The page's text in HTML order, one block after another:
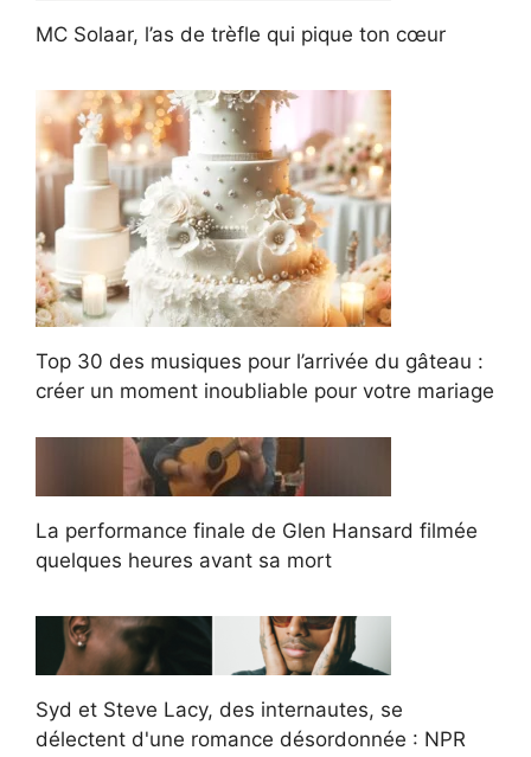
MC Solaar, l’as de trèfle qui pique ton cœur
Top 30 des musiques pour l’arrivée du gâteau :
créer un moment inoubliable pour votre mariage
La performance finale de Glen Hansard filmée
quelques heures avant sa mort
Syd et Steve Lacy, des internautes, se
délectent d'une romance désordonnée : NPR